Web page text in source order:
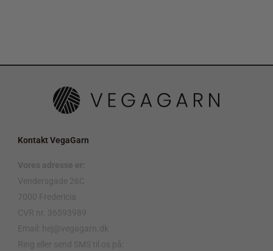
Kontakt VegaGarn
Vores adresse er:
Vendersgade 26C
7000 Fredericia
CVR nr. 36593989
Email: hej@vegagarn.dk
Ring eller send SMS til os på: